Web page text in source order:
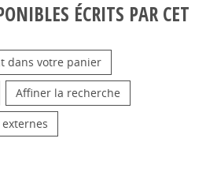
ÉCRITS PAR CET
dans votre panier
Affiner la recherche